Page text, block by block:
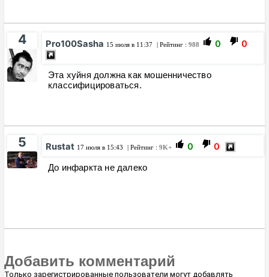
4 Pro100Sasha 15 июля в 11:37 | Рейтинг : 988 0 0
Эта хуйня должна как мошенничество
классифицироваться.
5 Rustat 17 июля в 15:43 | Рейтинг : 9K+ 0 0
До инфаркта не далеко
Добавить комментарий
Только зарегистрированные пользователи могут добавлять